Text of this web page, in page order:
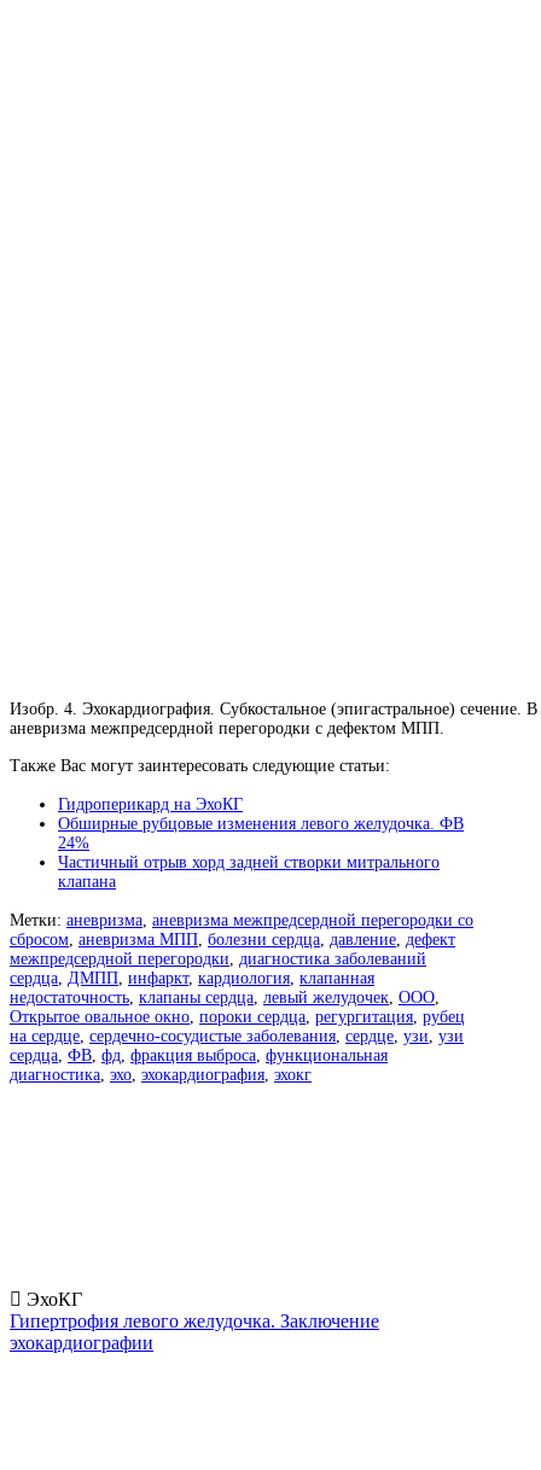
Изобр. 4. Эхокардиография. Субкостальное (эпигастральное)
аневризма межпредсердной перегородки с дефектом МПП.
Также Вас могут заинтересовать следующие статьи:
Гидроперикард на ЭхоКГ
Обширные рубцовые изменения левого желудочка. ФВ
24%
Частичный отрыв хорд задней створки митрального
клапана
Метки: аневризма аневризма межпредсердной перегородки со
сбросом аневризма МПП болезни сердца давление дефект
межпредсердной перегородки
диагностика заболеваний
сердца ДМПП инфаркт, кардиология клапанная
недостаточность клапаны сердца левый желудочек ООО
Открытое овальное окно пороки сердца регургитация рубец
на сердце сердечно-сосудистые заболевания сердце узи узи
сердца ФВ фд фракция выброса функциональная
диагностика эхо эхокардиография эхокг
ЭхоКГ
Гипертрофия левого желудочка. Заключение
эхокардиографии